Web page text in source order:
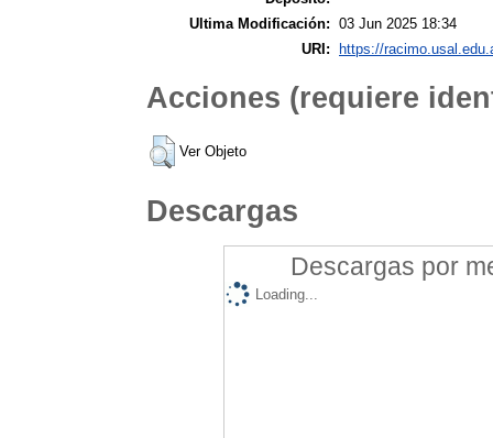
Ultima Modificación: 03 Jun 2025 18:34
URI:
https://
Acciones (requiere
Ver Objeto
Descargas
Descargas por
Loading...